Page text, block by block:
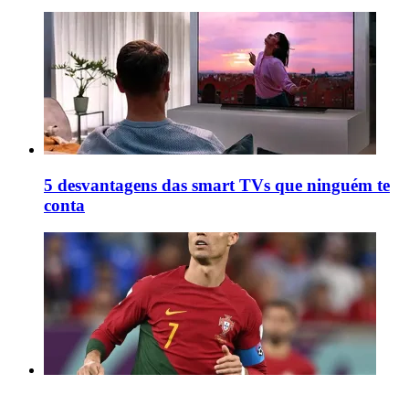
5 desvantagens das smart TVs que ninguém te
conta